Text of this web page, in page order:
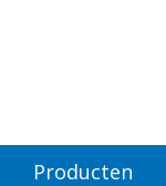
Producten